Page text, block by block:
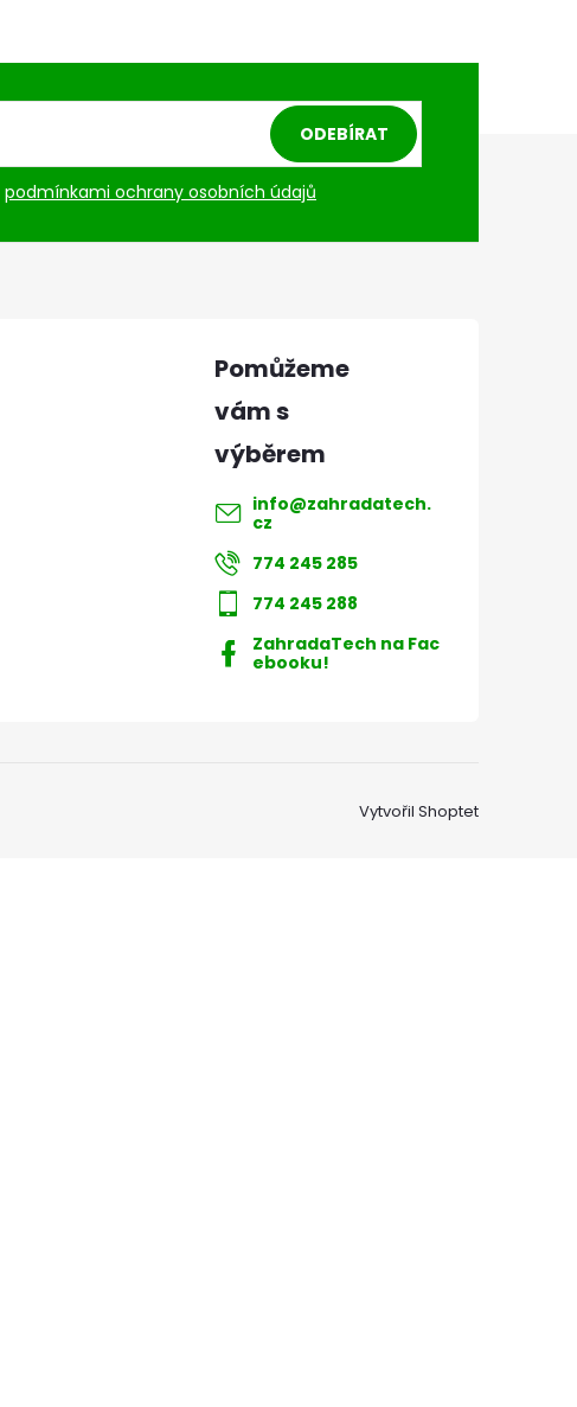
podmínkami ochrany osobních údajů
ODEBÍRAT
info@zahradatech.
cz
774 245 285
774 245 288
ZahradaTech na Fac
ebooku!
Vytvořil Shoptet